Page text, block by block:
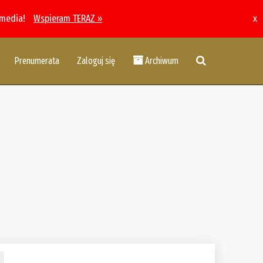
Wspieram TERAZ » x
Prenumerata Zaloguj się Archiwum